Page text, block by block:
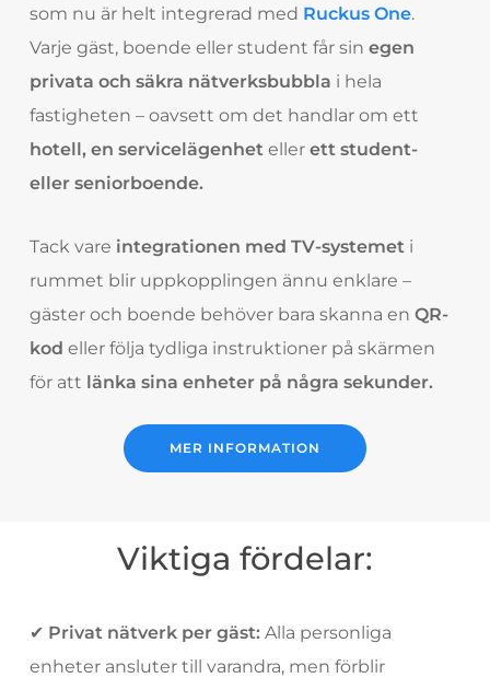
som nu är helt integrerad med Ruckus One.
Varje gäst, boende eller student får sin egen
privata och säkra nätverksbubbla i hela
fastigheten – oavsett om det handlar om ett
hotell, en servicelägenhet eller ett student-
eller seniorboende.
Tack vare integrationen med TV-systemet i
rummet blir uppkopplingen ännu enklare –
gäster och boende behöver bara skanna en QR-
kod eller följa tydliga instruktioner på skärmen
för att länka sina enheter på några sekunder.
MER INFORMATION
Viktiga fördelar:
✔ Privat nätverk per gäst: Alla personliga
enheter ansluter till varandra, men förblir